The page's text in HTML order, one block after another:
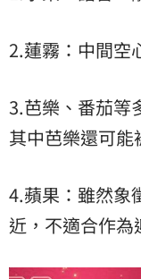
2.蓮霧：中間空
3.芭樂、番茄等
其中芭樂還可能
4.蘋果：雖然象
近，不適合作為